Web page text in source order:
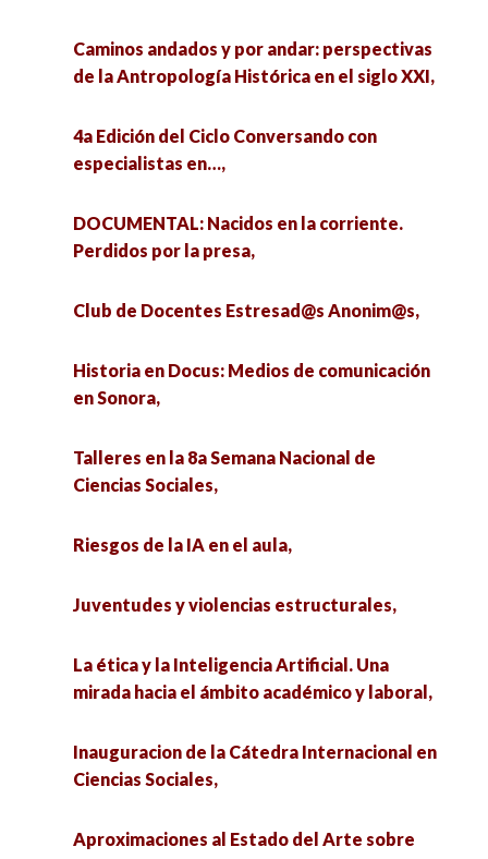
Caminos andados y por andar: perspectivas
de la Antropología Histórica en el siglo XXI,
4a Edición del Ciclo Conversando con
especialistas en…,
DOCUMENTAL: Nacidos en la corriente.
Perdidos por la presa,
Club de Docentes Estresad@s Anonim@s,
Historia en Docus: Medios de comunicación
en Sonora,
Talleres en la 8a Semana Nacional de
Ciencias Sociales,
Riesgos de la IA en el aula,
Juventudes y violencias estructurales,
La ética y la Inteligencia Artificial. Una
mirada hacia el ámbito académico y laboral,
Inauguracion de la Cátedra Internacional en
Ciencias Sociales,
Aproximaciones al Estado del Arte sobre